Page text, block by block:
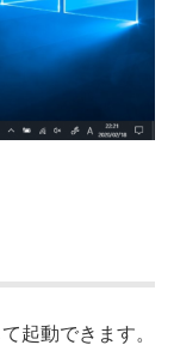
起動できます。